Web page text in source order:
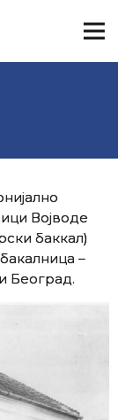
Војводе
баккал)
–
Београд.